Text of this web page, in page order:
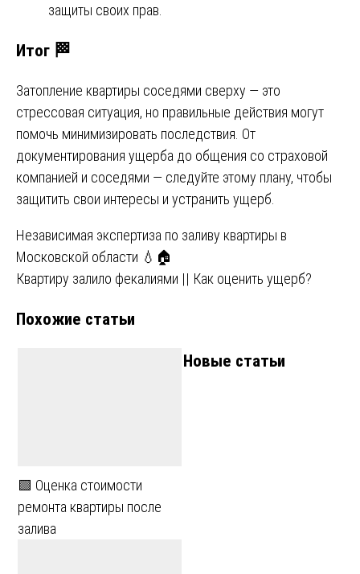
защиты своих прав.
Итог 🏁
Затопление квартиры соседями сверху — это
стрессовая ситуация, но правильные действия могут
помочь минимизировать последствия. От
документирования ущерба до общения со страховой
компанией и соседями — следуйте этому плану, чтобы
защитить свои интересы и устранить ущерб.
Навигация
по
Независимая экспертиза по заливу квартиры в
Московской области 💧🏠
Квартиру залило фекалиями || Как оценить ущерб?
Похожие статьи
🟩 Оценка стоимости
ремонта квартиры после
залива
Новые статьи